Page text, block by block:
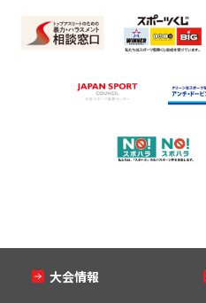
大会情報